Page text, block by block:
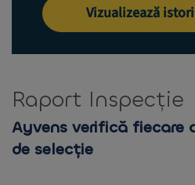
Vizualizează
Raport Inspecție
Ayvens verifică fiecare
de selecție